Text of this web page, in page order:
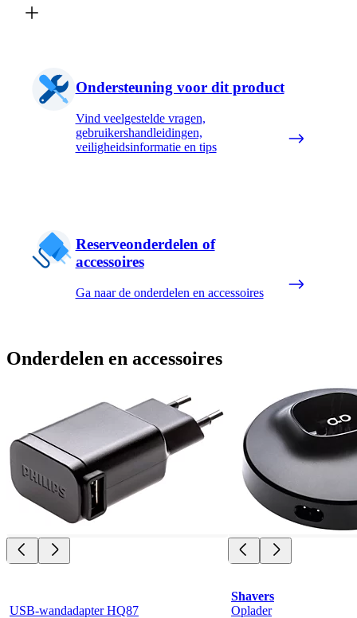
Ondersteuning voor dit product
Vind veelgestelde vragen,
gebruikershandleidingen,
veiligheidsinformatie en tips
Reserveonderdelen of
accessoires
Ga naar de onderdelen en accessoires
Onderdelen en accessoires
USB-wandadapter HQ87
Shavers
Oplader